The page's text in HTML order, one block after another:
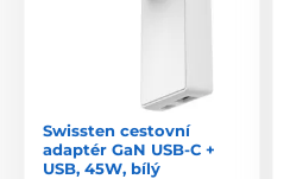
Swissten cestovní
adaptér GaN USB-C +
USB, 45W, bílý